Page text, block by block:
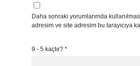
Daha sonraki yorumlarımda
adresim ve site adresim bu tarayıcıya
9 - 5 kaçtır? *